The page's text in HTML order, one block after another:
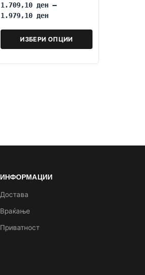
1.709,10 ден –
1.979,10 ден
ИЗБЕРИ ОПЦИИ
ИНФОРМАЦИИ
Достава
Враќање
Приватност